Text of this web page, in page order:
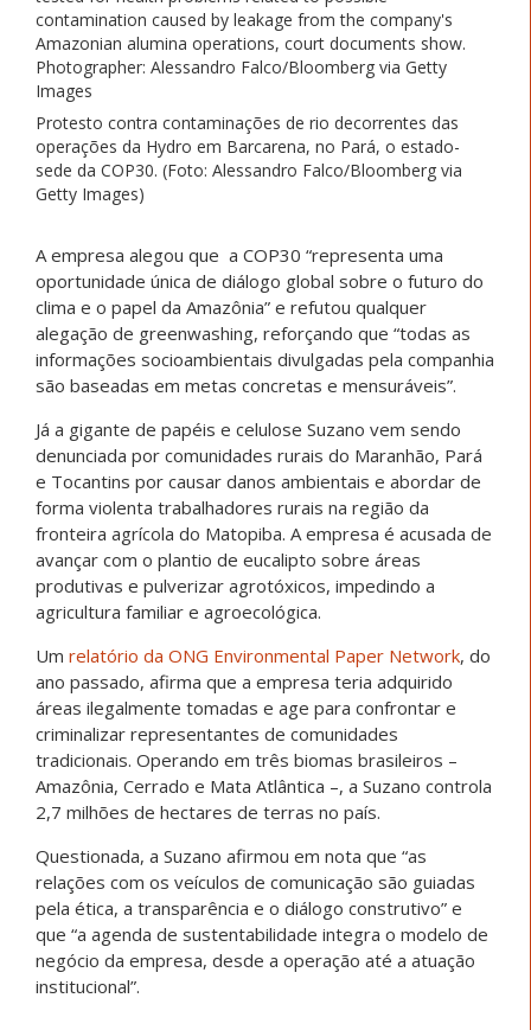
Protesto contra contaminações de rio decorrentes das
operações da Hydro em Barcarena, no Pará, o estado-
sede da COP30. (Foto: Alessandro Falco/Bloomberg via
Getty Images)
A empresa alegou que a COP30 “representa uma
oportunidade única de diálogo global sobre o futuro do
clima e o papel da Amazônia” e refutou qualquer
alegação de greenwashing, reforçando que “todas as
informações socioambientais divulgadas pela companhia
são baseadas em metas concretas e mensuráveis”.
Já a gigante de papéis e celulose Suzano vem sendo
denunciada por comunidades rurais do Maranhão, Pará
e Tocantins por causar danos ambientais e abordar de
forma violenta trabalhadores rurais na região da
fronteira agrícola do Matopiba. A empresa é acusada de
avançar com o plantio de eucalipto sobre áreas
produtivas e pulverizar agrotóxicos, impedindo a
agricultura familiar e agroecológica.
Um relatório da ONG Environmental Paper Network, do
ano passado, afirma que a empresa teria adquirido
áreas ilegalmente tomadas e age para confrontar e
criminalizar representantes de comunidades
tradicionais. Operando em três biomas brasileiros –
Amazônia, Cerrado e Mata Atlântica –, a Suzano controla
2,7 milhões de hectares de terras no país.
Questionada, a Suzano afirmou em nota que “as
relações com os veículos de comunicação são guiadas
pela ética, a transparência e o diálogo construtivo” e
que “a agenda de sustentabilidade integra o modelo de
negócio da empresa, desde a operação até a atuação
institucional”.